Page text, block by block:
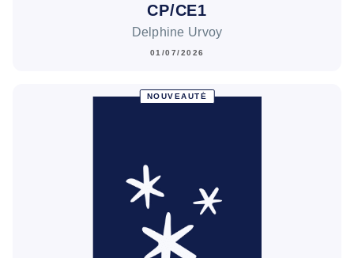
CP/CE1
Delphine Urvoy
01/07/2026
NOUVEAUTÉ